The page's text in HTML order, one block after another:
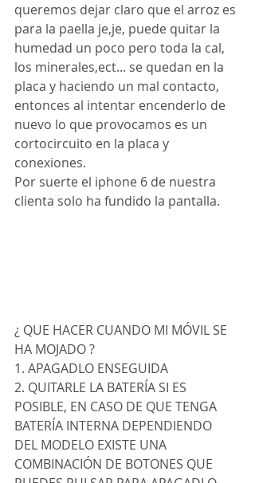
queremos dejar claro que el arroz es
para la paella je,je, puede quitar la
humedad un poco pero toda la cal,
los minerales,ect... se quedan en la
placa y haciendo un mal contacto,
entonces al intentar encenderlo de
nuevo lo que provocamos es un
cortocircuito en la placa y
conexiones.
Por suerte el iphone 6 de nuestra
clienta solo ha fundido la pantalla.
¿ QUE HACER CUANDO MI MÓVIL SE
HA MOJADO ?
1. APAGADLO ENSEGUIDA
2. QUITARLE LA BATERÍA SI ES
POSIBLE, EN CASO DE QUE TENGA
BATERÍA INTERNA DEPENDIENDO
DEL MODELO EXISTE UNA
COMBINACIÓN DE BOTONES QUE